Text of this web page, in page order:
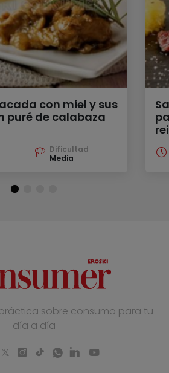
con miel y sus
puré de calabaza
Dificultad
Media
sobre consumo para tu
día a día